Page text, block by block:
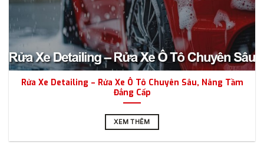
Rửa Xe Detailing – Rửa Xe Ô Tô Chuyên Sâu, Nâng Tầm
Đẳng Cấp
XEM THÊM